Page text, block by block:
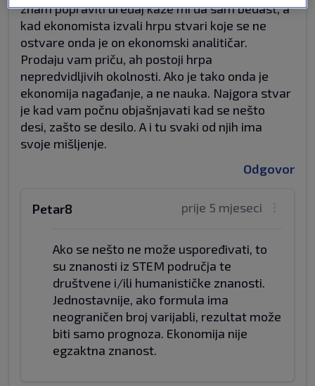
znam popraviti uređaj kaže mi da sam bedast, a
kad ekonomista izvali hrpu stvari koje se ne
ostvare onda je on ekonomski analitičar.
Prodaju vam priču, ah postoji hrpa
nepredvidljivih okolnosti. Ako je tako onda je
ekonomija nagađanje, a ne nauka. Najgora stvar
je kad vam počnu objašnjavati kad se nešto
desi, zašto se desilo. A i tu svaki od njih ima
svoje mišljenje.
Odgovor
prije 5 mjeseci
Petar8
Ako se nešto ne može uspoređivati, to
su znanosti iz STEM područja te
društvene i/ili humanističke znanosti.
Jednostavnije, ako formula ima
neograničen broj varijabli, rezultat može
biti samo prognoza. Ekonomija nije
egzaktna znanost.